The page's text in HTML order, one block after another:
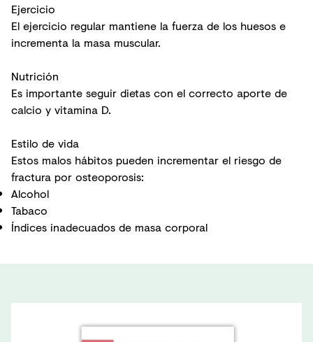
Ejercicio
El ejercicio regular mantiene la fuerza de los huesos e
incrementa la masa muscular.
Nutrición
Es importante seguir dietas con el correcto aporte de
calcio y vitamina D.
Estilo de vida
Estos malos hábitos pueden incrementar el riesgo de
fractura por osteoporosis:
Alcohol
Tabaco
Índices inadecuados de masa corporal